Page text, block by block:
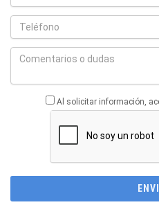
Al solicitar información,